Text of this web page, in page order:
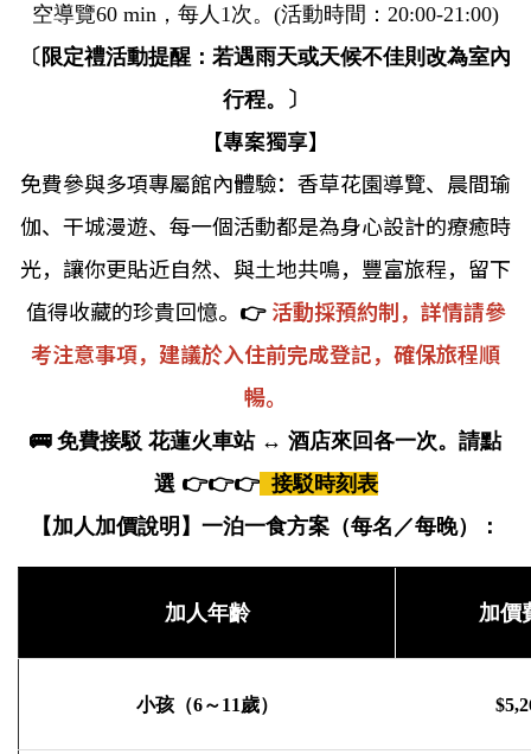
空導覽60 min，每人1次。(活動時間：20:00-21:00)
〔限定禮活動提醒：若遇雨天或天候不佳則改為室內
行程。〕
【專案獨享】
免費參與多項專屬館內體驗：香草花園導覽、晨間瑜
伽、干城漫遊、每一個活動都是為身心設計的療癒時
光，讓你更貼近自然、與土地共鳴，豐富旅程，留下
值得收藏的珍貴回憶。 👉 活動採預約制，詳情請參
考注意事項，建議於入住前完成登記，確保旅程順
暢。
🚌 免費接駁 花蓮火車站 ↔ 酒店來回各一次。請點
選 👉👉👉 接駁時刻表
【加人加價說明】 一泊一食方案（每名／每晚）：
加人年齡 加價
小孩（6～11歲）